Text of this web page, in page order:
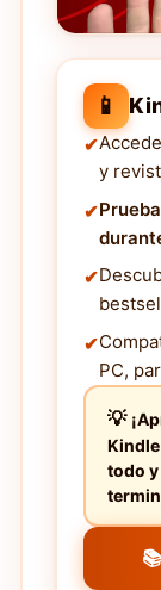
📱
y
PC,
todo y